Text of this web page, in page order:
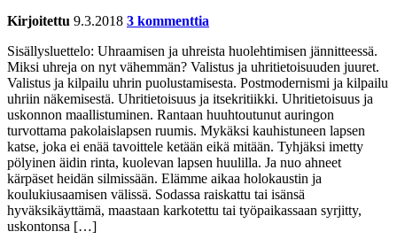
Kirjoitettu 9.3.2018 3 kommenttia
Sisällysluettelo: Uhraamisen ja uhreista huolehtimisen jännitteessä.
Miksi uhreja on nyt vähemmän? Valistus ja uhritietoisuuden juuret.
Valistus ja kilpailu uhrin puolustamisesta. Postmodernismi ja kilpailu
uhriin näkemisestä. Uhritietoisuus ja itsekritiikki. Uhritietoisuus ja
uskonnon maallistuminen. Rantaan huuhtoutunut auringon
turvottama pakolaislapsen ruumis. Mykäksi kauhistuneen lapsen
katse, joka ei enää tavoittele ketään eikä mitään. Tyhjäksi imetty
pölyinen äidin rinta, kuolevan lapsen huulilla. Ja nuo ahneet
kärpäset heidän silmissään. Elämme aikaa holokaustin ja
koulukiusaamisen välissä. Sodassa raiskattu tai isänsä
hyväksikäyttämä, maastaan karkotettu tai työpaikassaan syrjitty,
uskontonsa […]